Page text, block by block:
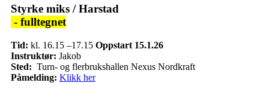
Styrke miks / Harstad
- fulltegnet
Tid: kl. 16.15 –17.15 Oppstart 15.1.26
Instruktør: Jakob
Sted: Turn- og flerbrukshallen Nexus Nordkraft
Påmelding: Klikk her